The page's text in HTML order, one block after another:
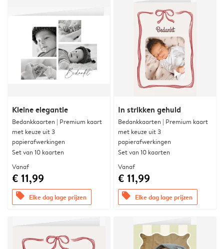
Kleine elegantie
Bedankkaarten | Premium kaart
met keuze uit 3
papierafwerkingen
Set van 10 kaarten
Vanaf
€ 11,99
offers Elke dag lage prijzen
In strikken gehuld
Bedankkaarten | Premium kaart
met keuze uit 3
papierafwerkingen
Set van 10 kaarten
Vanaf
€ 11,99
offers Elke dag lage prijzen